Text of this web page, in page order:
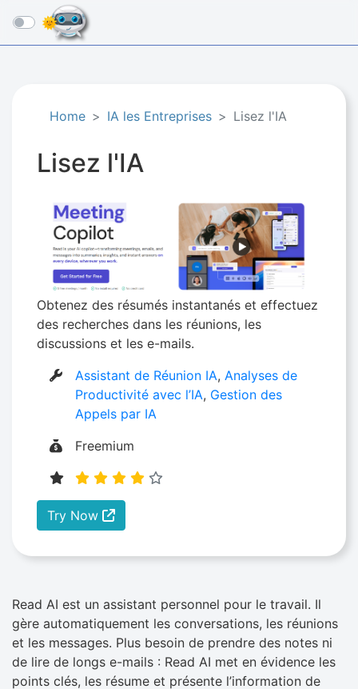
☰
Home IA les Entreprises Lisez l'IA
Lisez l'IA
Obtenez des résumés instantanés et effectuez
des recherches dans les réunions, les
discussions et les e-mails.
Assistant de Réunion IA,Analyses de
Productivité avec l’IA, Gestion des
Appels par IA
Freemium
Try Now
Read AI est un assistant personnel pour le travail. Il
gère automatiquement les conversations, les réunions
et les messages. Plus besoin de prendre des notes ni
de lire de longs e-mails : Read AI met en évidence les
points clés, les résume et présente l’information de